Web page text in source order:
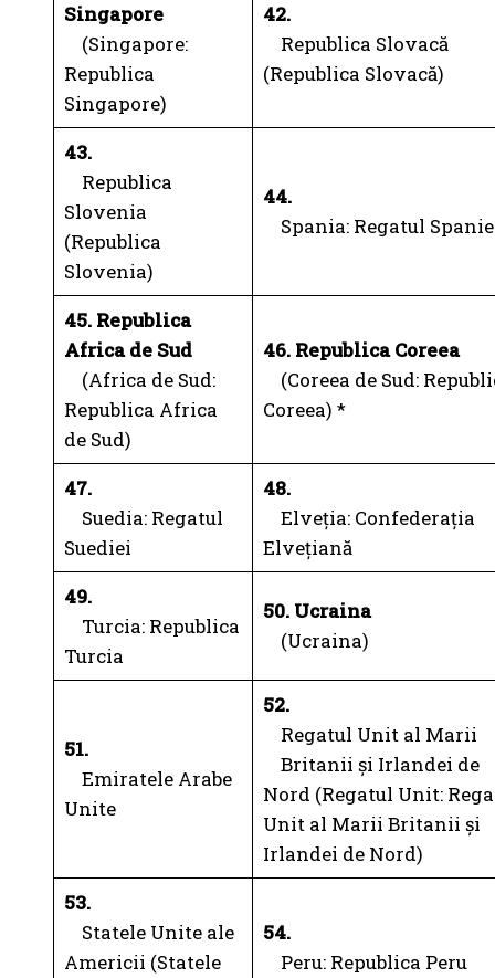
Singapore
(Singapore:
Republica
Singapore)
42.
Republica Slovacă
(Republica Slovacă)
43.
Republica
Slovenia
(Republica
Slovenia)
44.
Spania: Regatul
45. Republica
Africa de Sud
(Africa de Sud:
Republica Africa
de Sud)
46. ​​Republica Coreea
(Coreea de Sud:
Coreea) *
47.
Suedia: Regatul
Suediei
48.
Elveția: Confederația
Elvețiană
49.
Turcia: Republica
Turcia
50. Ucraina
(Ucraina)
51.
Emiratele Arabe
Unite
52.
Regatul Unit al Marii
Britanii și Irlandei de
Nord (Regatul Unit:
Unit al Marii Britanii și
Irlandei de Nord)
53.
Statele Unite ale
Americii (Statele
54.
Peru: Republica Peru